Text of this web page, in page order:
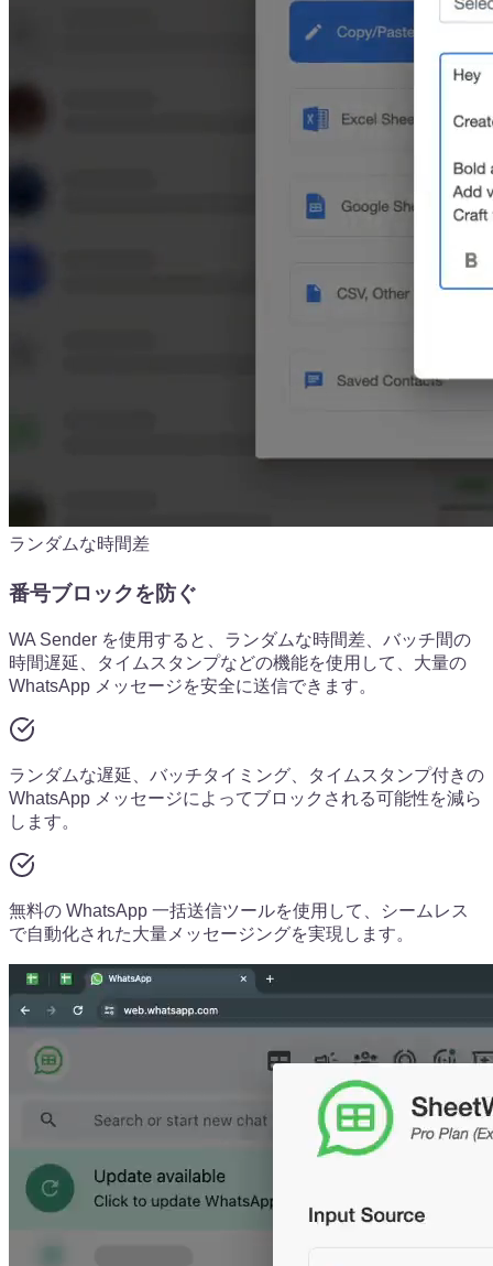
ランダムな時間差
番号ブロックを防ぐ
WA Sender を使用すると、ランダムな時間差、バッチ間の
時間遅延、タイムスタンプなどの機能を使用して、大量の
WhatsApp メッセージを安全に送信できます。
ランダムな遅延、バッチタイミング、タイムスタンプ付きの
WhatsApp メッセージによってブロックされる可能性を減ら
します。
無料の WhatsApp 一括送信ツールを使用して、シームレス
で自動化された大量メッセージングを実現します。